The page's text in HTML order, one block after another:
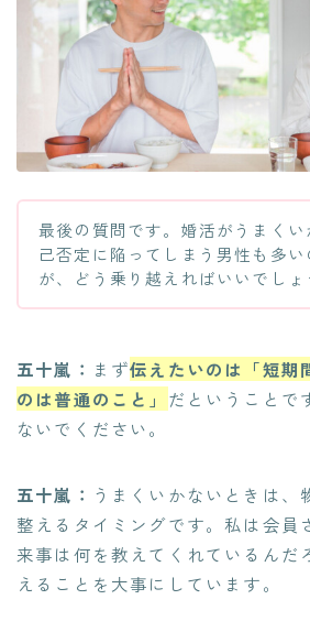
最後の質問です。婚活がうまくい
己否定に陥ってしまう男性も多い
が、どう乗り越えればいいでしょ
五十嵐： まず伝えたいのは「短期
のは普通のこと」 だということで
ないでください。
五十嵐： うまくいかないときは、
整えるタイミングです。私は会員
来事は何を教えてくれているんだ
えることを大事にしています。